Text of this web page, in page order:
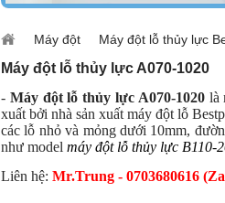
Máy đột Máy đột lỗ thủy lực
Máy đột lỗ thủy lực A070-1020
- Máy đột lỗ thủy lực A070-1020là
xuất bởi nhà sản xuất máy đột lỗ
các lỗ nhỏ và mỏng dưới 10mm,
như model máy đột lỗ thủy lực B110-
Liên hệ: Mr.Trung - 0703680616